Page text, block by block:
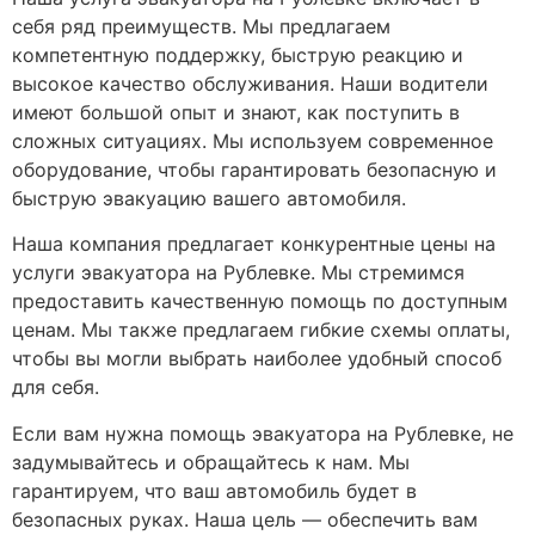
себя ряд преимуществ. Мы предлагаем
компетентную поддержку, быструю реакцию и
высокое качество обслуживания. Наши водители
имеют большой опыт и знают, как поступить в
сложных ситуациях. Мы используем современное
оборудование, чтобы гарантировать безопасную и
быструю эвакуацию вашего автомобиля.
Наша компания предлагает конкурентные цены на
услуги эвакуатора на Рублевке. Мы стремимся
предоставить качественную помощь по доступным
ценам. Мы также предлагаем гибкие схемы оплаты,
чтобы вы могли выбрать наиболее удобный способ
для себя.
Если вам нужна помощь эвакуатора на Рублевке, не
задумывайтесь и обращайтесь к нам. Мы
гарантируем, что ваш автомобиль будет в
безопасных руках. Наша цель — обеспечить вам